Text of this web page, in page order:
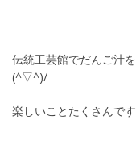
伝統工芸館でだんご汁
(^▽^)/
楽しいことたくさんです